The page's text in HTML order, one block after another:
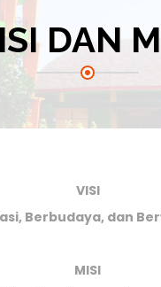
DAN
VISI
Berbudaya, dan
MISI